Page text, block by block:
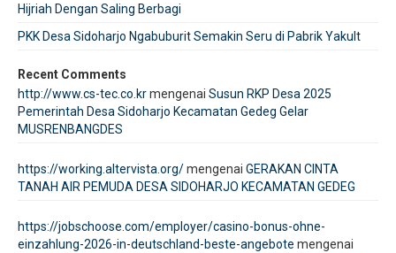
Hijriah Dengan Saling Berbagi
PKK Desa Sidoharjo Ngabuburit Semakin Seru di Pabrik Yakult
Recent Comments
http://www.cs-tec.co.krmengenai Susun RKP Desa 2025
Pemerintah Desa Sidoharjo Kecamatan Gedeg Gelar
MUSRENBANGDES
https://working.altervista.org/mengenai GERAKAN CINTA
TANAH AIR PEMUDA DESA SIDOHARJO KECAMATAN GEDEG
https://jobschoose.com/employer/casino-bonus-ohne-
einzahlung-2026-in-deutschland-beste-angebote mengenai